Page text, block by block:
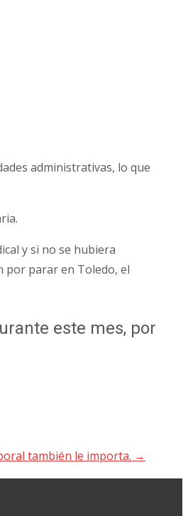
administrativas, lo que
y si no se hubiera
por parar en Toledo, el
este mes, por
también le importa. →